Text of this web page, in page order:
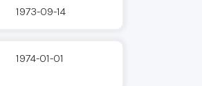
1973-09-14
1974-01-01